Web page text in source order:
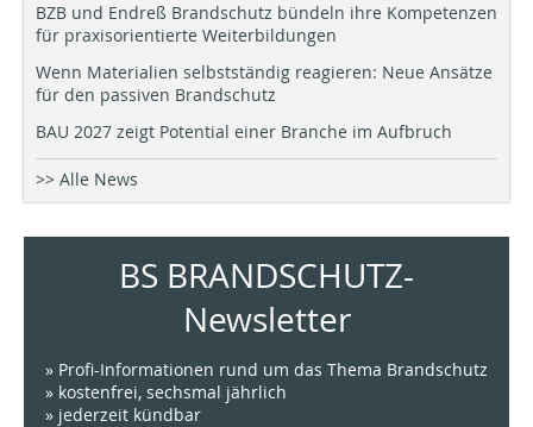
BZB und Endreß Brandschutz bündeln ihre Kompetenzen
für praxisorientierte Weiterbildungen
Wenn Materialien selbstständig reagieren: Neue Ansätze
für den passiven Brandschutz
BAU 2027 zeigt Potential einer Branche im Aufbruch
>> Alle News
BS BRANDSCHUTZ-
Newsletter
» Profi-Informationen rund um das Thema Brandschutz
» kostenfrei, sechsmal jährlich
» jederzeit kündbar